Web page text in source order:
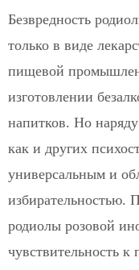
Безвредность
только в виде
пищевой
изготовлении
напитков. Но
как и других
универсальным и
избирательностью.
родиолы розовой
чувствительность